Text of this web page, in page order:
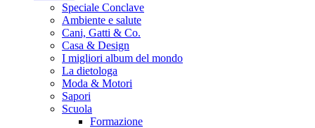
Speciale Conclave
Ambiente e salute
Cani, Gatti & Co.
Casa & Design
I migliori album del mondo
La dietologa
Moda & Motori
Sapori
Scuola
Formazione